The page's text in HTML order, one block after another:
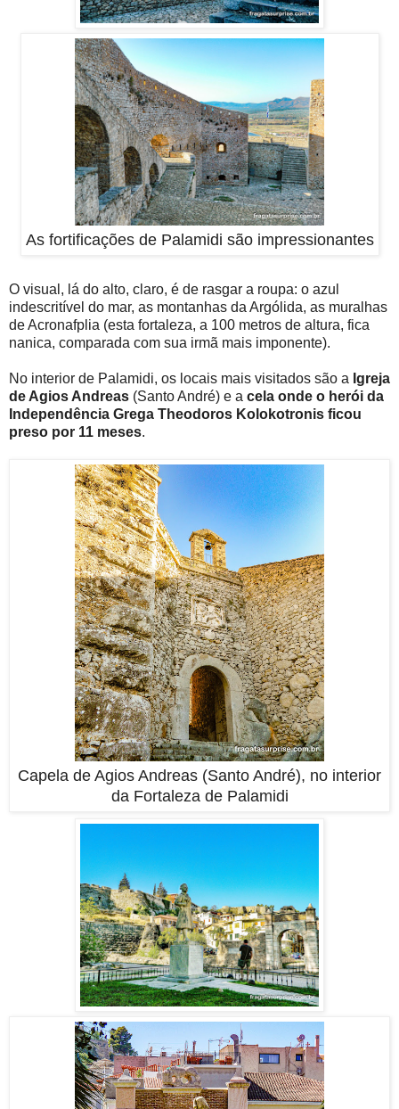
As fortificações de Palamidi são impressionantes
O visual, lá do alto, claro, é de rasgar a roupa: o azul
indescritível do mar, as montanhas da Argólida, as muralhas
de Acronafplia (esta fortaleza, a 100 metros de altura, fica
nanica, comparada com sua irmã mais imponente).
No interior de Palamidi, os locais mais visitados são a Igreja
de Agios Andreas (Santo André) e a cela onde o herói da
Independência Grega Theodoros Kolokotronis ficou
preso por 11 meses.
Capela de Agios Andreas (Santo André), no interior
da Fortaleza de Palamidi